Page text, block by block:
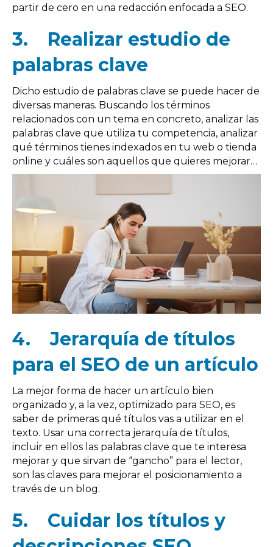
partir de cero en una redacción enfocada a SEO.
3. Realizar estudio de
palabras clave
Dicho estudio de palabras clave se puede hacer de
diversas maneras. Buscando los términos
relacionados con un tema en concreto, analizar las
palabras clave que utiliza tu competencia, analizar
qué términos tienes indexados en tu web o tienda
online y cuáles son aquellos que quieres mejorar…
4.Jerarquía de títulos
para el SEO de un artículo
La mejor forma de hacer un artículo bien
organizado y, a la vez, optimizado para SEO, es
saber de primeras qué títulos vas a utilizar en el
texto. Usar una correcta jerarquía de títulos,
incluir en ellos las palabras clave que te interesa
mejorar y que sirvan de “gancho” para el lector,
son las claves para mejorar el posicionamiento a
través de un blog.
5. Cuidar los títulos y